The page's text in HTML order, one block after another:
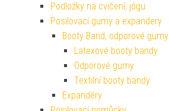
Podložky na cvičení, jógu
Posilovací gumy a expandery
Booty Band, odporové gumy
Latexové booty bandy
Odporové gumy
Textilní booty bandy
Expandéry